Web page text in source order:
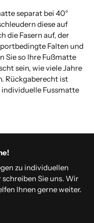
separat bei 40°
diese auf
die Fasern auf, der
Falten und
Sie so Ihre Fußmatte
sein, wie viele Jahre
Rückgaberecht ist
individuelle Fussmatte
zu individuellen
schreiben Sie uns. Wir
Ihnen gerne weiter.